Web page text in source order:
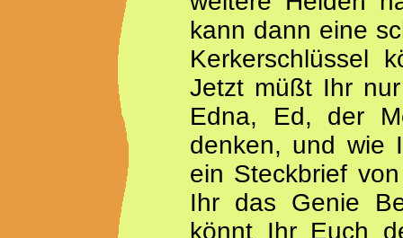
kann dann eine
Kerkerschlüssel
Jetzt müßt Ihr
Edna, Ed, der
denken, und wie
ein Steckbrief
Ihr das Genie
könnt Ihr Euch